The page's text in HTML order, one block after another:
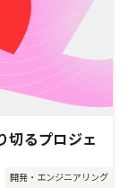
開発・エンジニアリング
切るプロジェ